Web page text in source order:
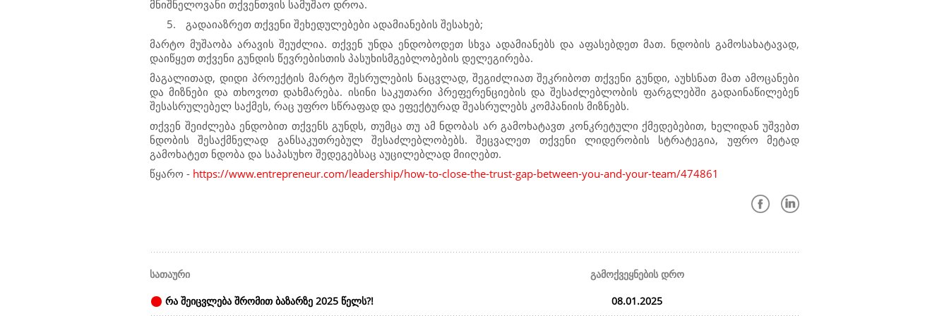
მნიშნელოვანი თქვენთვის სამუშაო დროა.
5.
გადაიაზრეთ თქვენი შეხედულებები ადამიანების შესახებ;
მარტო მუშაობა არავის შეუძლია. თქვენ უნდა ენდობოდეთ სხვა ადამიანებს და აფასებდეთ მათ. ნდობის გამოსახატავად,
დაიწყეთ თქვენი გუნდის წევრებისთის პასუხისმგებლობების დელეგირება.
მაგალითად, დიდი პროექტის მარტო შესრულების ნაცვლად, შეგიძლიათ შეკრიბოთ თქვენი გუნდი, აუხსნათ მათ ამოცანები
და მიზნები და თხოვოთ დახმარება. ისინი საკუთარი პრეფერენციების და შესაძლებლობის ფარგლებში გადაინაწილებენ
შესასრულებელ საქმეს, რაც უფრო სწრაფად და ეფექტურად შეასრულებს კომპანიის მიზნებს.
თქვენ შეიძლება ენდობით თქვენს გუნდს, თუმცა თუ ამ ნდობას არ გამოხატავთ კონკრეტული ქმედებებით, ხელიდან უშვებთ
ნდობის შესაქმნელად განსაკუთრებულ შესაძლებლობებს. შეცვალეთ თქვენი ლიდერობის სტრატეგია, უფრო მეტად
გამოხატეთ ნდობა და საპასუხო შედეგებსაც აუცილებლად მიიღებთ.
წყარო - https://www.entrepreneur.com/leadership/how-to-close-the-trust-gap-between-you-and-your-team/474861
სათაური
გამოქვეყნების დრო
რა შეიცვლება შრომით ბაზარზე 2025 წელს?!
08.01.2025